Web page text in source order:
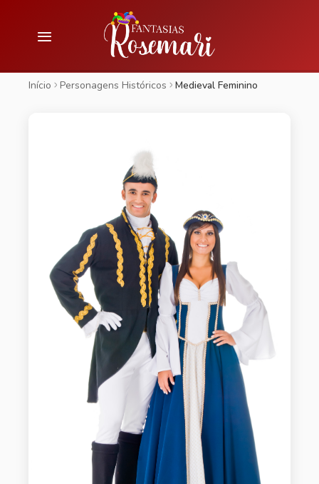
Início Personagens Históricos Medieval Feminino